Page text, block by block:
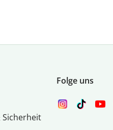
Folge uns